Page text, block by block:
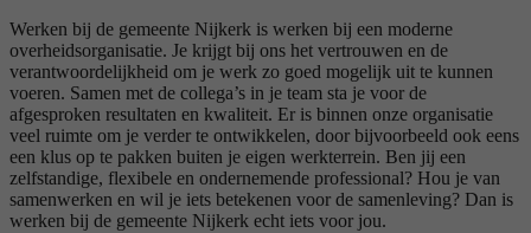
Werken bij de gemeente Nijkerk is werken bij een moderne
overheidsorganisatie. Je krijgt bij ons het vertrouwen en de
verantwoordelijkheid om je werk zo goed mogelijk uit te kunnen
voeren. Samen met de collega’s in je team sta je voor de
afgesproken resultaten en kwaliteit. Er is binnen onze organisatie
veel ruimte om je verder te ontwikkelen, door bijvoorbeeld ook eens
een klus op te pakken buiten je eigen werkterrein. Ben jij een
zelfstandige, flexibele en ondernemende professional? Hou je van
samenwerken en wil je iets betekenen voor de samenleving? Dan is
werken bij de gemeente Nijkerk echt iets voor jou.